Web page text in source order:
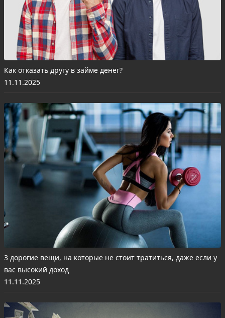
Как отказать другу в займе денег?
11.11.2025
3 дорогие вещи, на которые не стоит тратиться, даже если у
вас высокий доход
11.11.2025